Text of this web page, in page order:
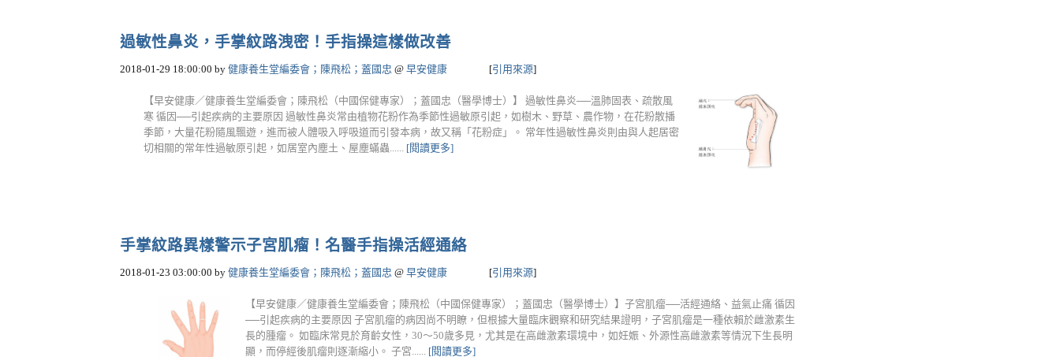
過敏性鼻炎，手掌紋路洩密！手指操這樣做改善
2018-01-29 18:00:00 by 健康養生堂編委會；陳飛松；蓋國忠 @ 早安健康 [引用來源]
【早安健康／健康養生堂編委會；陳飛松（中國保健專家）；蓋國忠（醫學博士）】 過敏性鼻炎──溫肺固表、疏散風
寒 循因──引起疾病的主要原因 過敏性鼻炎常由植物花粉作為季節性過敏原引起，如樹木、野草、農作物，在花粉散播
季節，大量花粉隨風飄遊，進而被人體吸入呼吸道而引發本病，故又稱「花粉症」。 常年性過敏性鼻炎則由與人起居密
切相關的常年性過敏原引起，如居室內塵土、屋塵蟎蟲...... [閱讀更多]
手掌紋路異樣警示子宮肌瘤！名醫手指操活經通絡
2018-01-23 03:00:00 by 健康養生堂編委會；陳飛松；蓋國忠 @ 早安健康 [引用來源]
【早安健康／健康養生堂編委會；陳飛松（中國保健專家）；蓋國忠（醫學博士）】子宮肌瘤──活經通絡、益氣止痛 循因
──引起疾病的主要原因 子宮肌瘤的病因尚不明瞭，但根據大量臨床觀察和研究結果證明，子宮肌瘤是一種依賴於雌激素生
長的腫瘤。 如臨床常見於育齡女性，30～50歲多見，尤其是在高雌激素環境中，如妊娠、外源性高雌激素等情況下生長明
顯，而停經後肌瘤則逐漸縮小。 子宮...... [閱讀更多]